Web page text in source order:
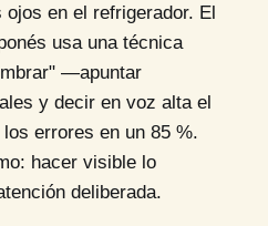
en el refrigerador. El
usa una técnica
—apuntar
y decir en voz alta el
errores en un 85 %.
hacer visible lo
deliberada.